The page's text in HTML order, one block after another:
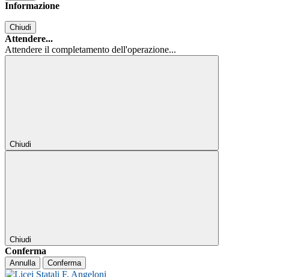
Informazione
Chiudi
Attendere...
Attendere il completamento dell'operazione...
Chiudi
Chiudi
Conferma
Annulla Conferma